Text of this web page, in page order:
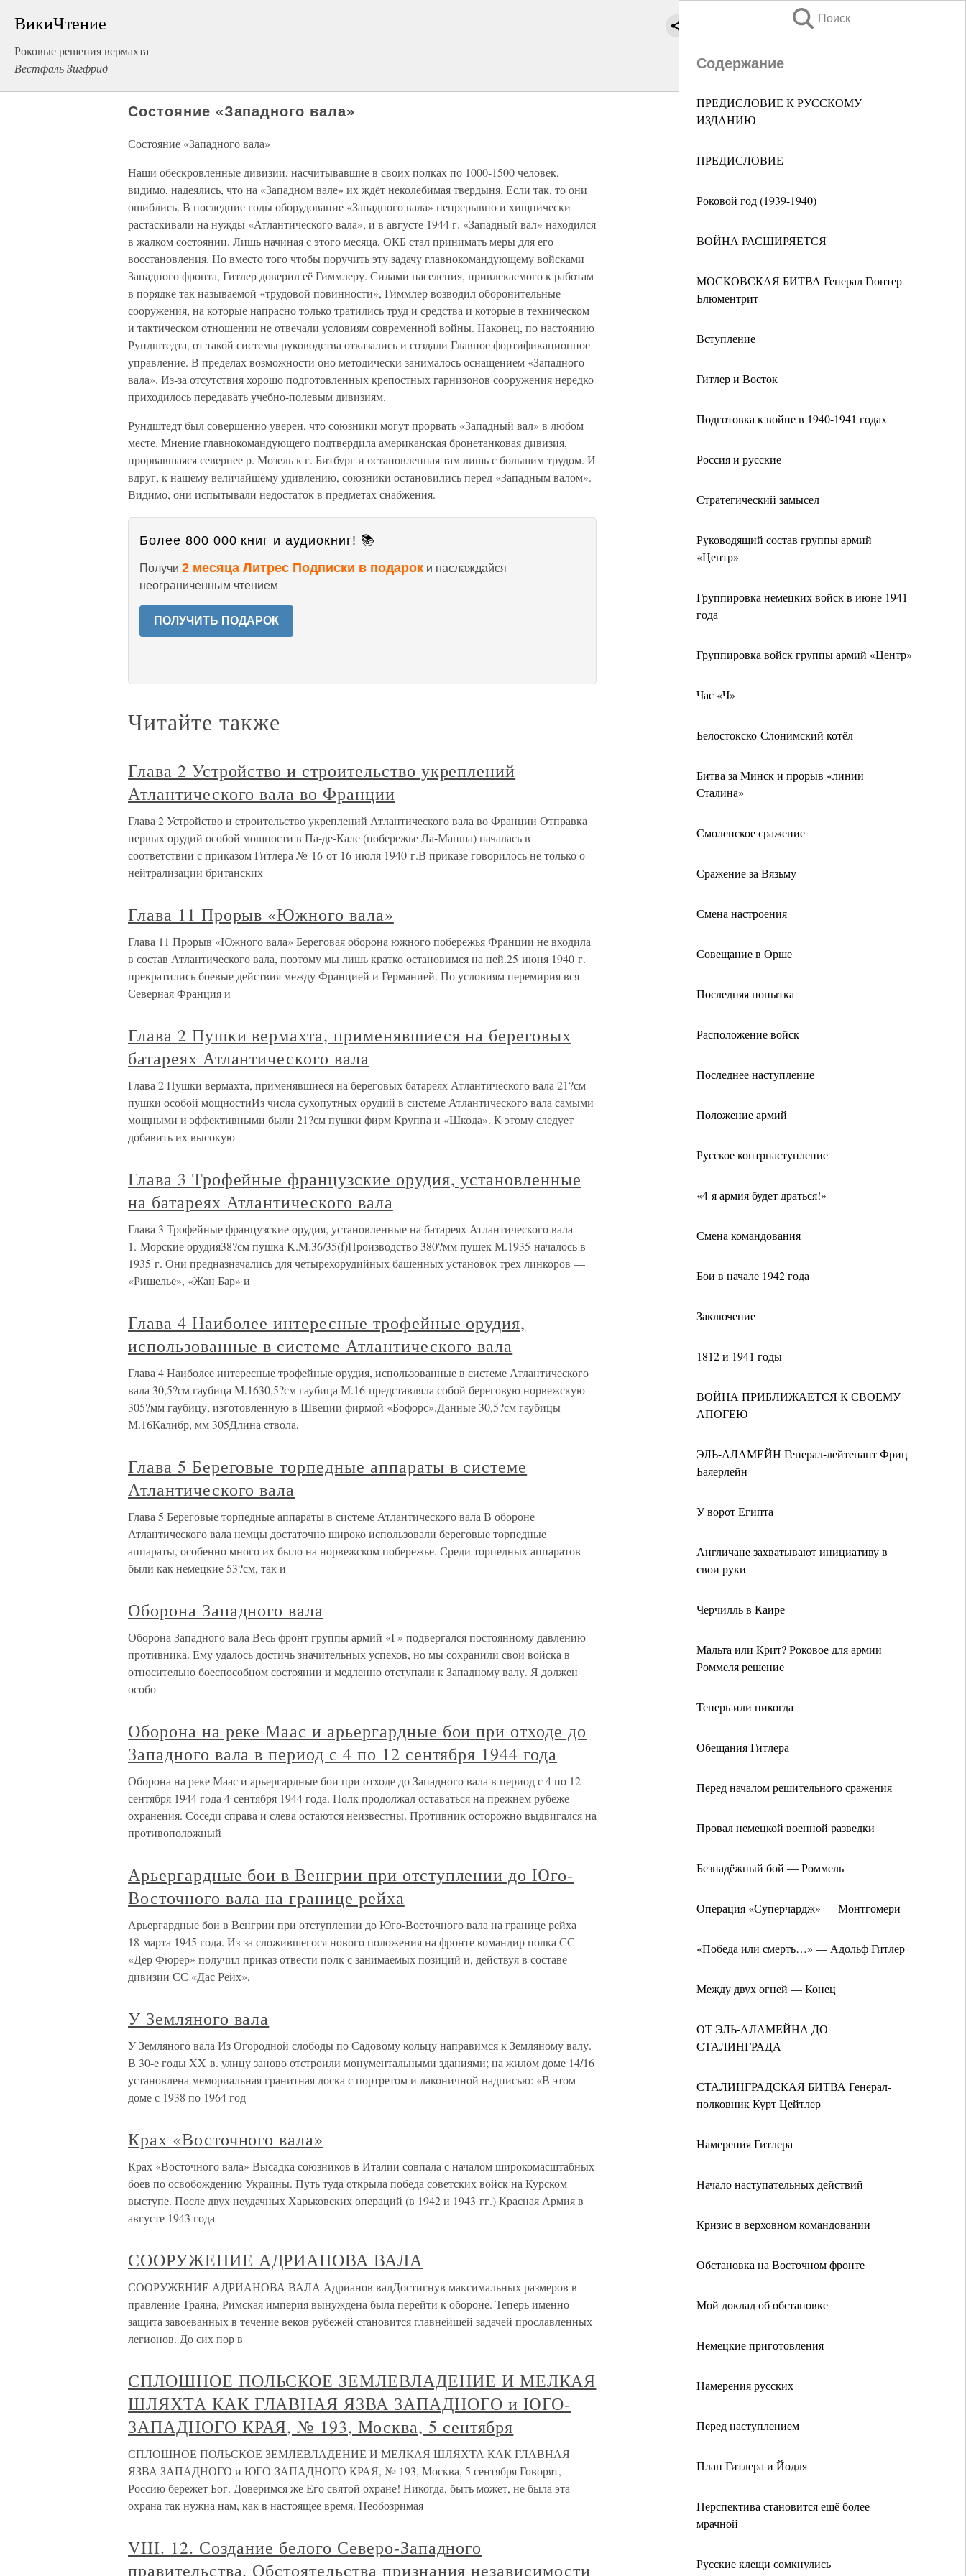
ВикиЧтение
Роковые решения вермахта
Вестфаль Зигфрид
Поиск
Содержание
ПРЕДИСЛОВИЕ К РУССКОМУ
ИЗДАНИЮ
ПРЕДИСЛОВИЕ
Роковой год (1939-1940)
ВОЙНА РАСШИРЯЕТСЯ
МОСКОВСКАЯ БИТВА Генерал Гюнтер
Блюментрит
Вступление
Гитлер и Восток
Подготовка к войне в 1940-1941 годах
Россия и русские
Стратегический замысел
Руководящий состав группы армий
«Центр»
Группировка немецких войск в июне 1941
года
Группировка войск группы армий «Центр»
Час «Ч»
Белостокско-Слонимский котёл
Битва за Минск и прорыв «линии
Сталина»
Смоленское сражение
Сражение за Вязьму
Смена настроения
Совещание в Орше
Последняя попытка
Расположение войск
Последнее наступление
Положение армий
Русское контрнаступление
«4-я армия будет драться!»
Смена командования
Бои в начале 1942 года
Заключение
1812 и 1941 годы
ВОЙНА ПРИБЛИЖАЕТСЯ К СВОЕМУ
АПОГЕЮ
ЭЛЬ-АЛАМЕЙН Генерал-лейтенант Фриц
Баяерлейн
У ворот Египта
Англичане захватывают инициативу в
свои руки
Черчилль в Каире
Мальта или Крит? Роковое для армии
Роммеля решение
Теперь или никогда
Обещания Гитлера
Перед началом решительного сражения
Провал немецкой военной разведки
Безнадёжный бой — Роммель
Операция «Суперчардж» — Монтгомери
«Победа или смерть…» — Адольф Гитлер
Между двух огней — Конец
ОТ ЭЛЬ-АЛАМЕЙНА ДО
СТАЛИНГРАДА
СТАЛИНГРАДСКАЯ БИТВА Генерал-
полковник Курт Цейтлер
Намерения Гитлера
Начало наступательных действий
Кризис в верховном командовании
Обстановка на Восточном фронте
Мой доклад об обстановке
Немецкие приготовления
Намерения русских
Перед наступлением
План Гитлера и Йодля
Перспектива становится ещё более
мрачной
Русские клещи сомкнулись
Состояние «Западного вала»
Состояние «Западного вала»
Наши обескровленные дивизии, насчитывавшие в своих полках по 1000-1500 человек,
видимо, надеялись, что на «Западном вале» их ждёт неколебимая твердыня. Если так, то они
ошиблись. В последние годы оборудование «Западного вала» непрерывно и хищнически
растаскивали на нужды «Атлантического вала», и в августе 1944 г. «Западный вал» находился
в жалком состоянии. Лишь начиная с этого месяца, ОКБ стал принимать меры для его
восстановления. Но вместо того чтобы поручить эту задачу главнокомандующему войсками
Западного фронта, Гитлер доверил её Гиммлеру. Силами населения, привлекаемого к работам
в порядке так называемой «трудовой повинности», Гиммлер возводил оборонительные
сооружения, на которые напрасно только тратились труд и средства и которые в техническом
и тактическом отношении не отвечали условиям современной войны. Наконец, по настоянию
Рундштедта, от такой системы руководства отказались и создали Главное фортификационное
управление. В пределах возможности оно методически занималось оснащением «Западного
вала». Из-за отсутствия хорошо подготовленных крепостных гарнизонов сооружения нередко
приходилось передавать учебно-полевым дивизиям.
Рундштедт был совершенно уверен, что союзники могут прорвать «Западный вал» в любом
месте. Мнение главнокомандующего подтвердила американская бронетанковая дивизия,
прорвавшаяся севернее р. Мозель к г. Битбург и остановленная там лишь с большим трудом. И
вдруг, к нашему величайшему удивлению, союзники остановились перед «Западным валом».
Видимо, они испытывали недостаток в предметах снабжения.
Более 800 000 книг и аудиокниг! 📚
Получи 2 месяца Литрес Подписки в подарок и наслаждайся
неограниченным чтением
ПОЛУЧИТЬ ПОДАРОК
Читайте также
Глава 2 Устройство и строительство укреплений
Атлантического вала во Франции
Глава 2 Устройство и строительство укреплений Атлантического вала во Франции Отправка
первых орудий особой мощности в Па-де-Кале (побережье Ла-Манша) началась в
соответствии с приказом Гитлера № 16 от 16 июля 1940 г.В приказе говорилось не только о
нейтрализации британских
Глава 11 Прорыв «Южного вала»
Глава 11 Прорыв «Южного вала» Береговая оборона южного побережья Франции не входила
в состав Атлантического вала, поэтому мы лишь кратко остановимся на ней.25 июня 1940 г.
прекратились боевые действия между Францией и Германией. По условиям перемирия вся
Северная Франция и
Глава 2 Пушки вермахта, применявшиеся на береговых
батареях Атлантического вала
Глава 2 Пушки вермахта, применявшиеся на береговых батареях Атлантического вала 21?см
пушки особой мощностиИз числа сухопутных орудий в системе Атлантического вала самыми
мощными и эффективными были 21?см пушки фирм Круппа и «Шкода». К этому следует
добавить их высокую
Глава 3 Трофейные французские орудия, установленные
на батареях Атлантического вала
Глава 3 Трофейные французские орудия, установленные на батареях Атлантического вала
1. Морские орудия38?см пушка K.M.36/35(f)Производство 380?мм пушек М.1935 началось в
1935 г. Они предназначались для четырехорудийных башенных установок трех линкоров —
«Ришелье», «Жан Бар» и
Глава 4 Наиболее интересные трофейные орудия,
использованные в системе Атлантического вала
Глава 4 Наиболее интересные трофейные орудия, использованные в системе Атлантического
вала 30,5?см гаубица М.1630,5?см гаубица М.16 представляла собой береговую норвежскую
305?мм гаубицу, изготовленную в Швеции фирмой «Бофорс».Данные 30,5?см гаубицы
М.16Калибр, мм 305Длина ствола,
Глава 5 Береговые торпедные аппараты в системе
Атлантического вала
Глава 5 Береговые торпедные аппараты в системе Атлантического вала В обороне
Атлантического вала немцы достаточно широко использовали береговые торпедные
аппараты, особенно много их было на норвежском побережье. Среди торпедных аппаратов
были как немецкие 53?см, так и
Оборона Западного вала
Оборона Западного вала Весь фронт группы армий «Г» подвергался постоянному давлению
противника. Ему удалось достичь значительных успехов, но мы сохранили свои войска в
относительно боеспособном состоянии и медленно отступали к Западному валу. Я должен
особо
Оборона на реке Маас и арьергардные бои при отходе до
Западного вала в период с 4 по 12 сентября 1944 года
Оборона на реке Маас и арьергардные бои при отходе до Западного вала в период с 4 по 12
сентября 1944 года 4 сентября 1944 года. Полк продолжал оставаться на прежнем рубеже
охранения. Соседи справа и слева остаются неизвестны. Противник осторожно выдвигался на
противоположный
Арьергардные бои в Венгрии при отступлении до Юго-
Восточного вала на границе рейха
Арьергардные бои в Венгрии при отступлении до Юго-Восточного вала на границе рейха
18 марта 1945 года. Из-за сложившегося нового положения на фронте командир полка СС
«Дер Фюрер» получил приказ отвести полк с занимаемых позиций и, действуя в составе
дивизии СС «Дас Рейх»,
У Земляного вала
У Земляного вала Из Огородной слободы по Садовому кольцу направимся к Земляному валу.
В 30-е годы XX в. улицу заново отстроили монументальными зданиями; на жилом доме 14/16
установлена мемориальная гранитная доска с портретом и лаконичной надписью: «В этом
доме с 1938 по 1964 год
Крах «Восточного вала»
Крах «Восточного вала» Высадка союзников в Италии совпала с началом широкомасштабных
боев по освобождению Украины. Путь туда открыла победа советских войск на Курском
выступе. После двух неудачных Харьковских операций (в 1942 и 1943 гг.) Красная Армия в
августе 1943 года
СООРУЖЕНИЕ АДРИАНОВА ВАЛА
СООРУЖЕНИЕ АДРИАНОВА ВАЛА Адрианов валДостигнув максимальных размеров в
правление Траяна, Римская империя вынуждена была перейти к обороне. Теперь именно
защита завоеванных в течение веков рубежей становится главнейшей задачей прославленных
легионов. До сих пор в
СПЛОШНОЕ ПОЛЬСКОЕ ЗЕМЛЕВЛАДЕНИЕ И МЕЛКАЯ
ШЛЯХТА КАК ГЛАВНАЯ ЯЗВА ЗАПАДНОГО и ЮГО-
ЗАПАДНОГО КРАЯ, № 193, Москва, 5 сентября
СПЛОШНОЕ ПОЛЬСКОЕ ЗЕМЛЕВЛАДЕНИЕ И МЕЛКАЯ ШЛЯХТА КАК ГЛАВНАЯ
ЯЗВА ЗАПАДНОГО и ЮГО-ЗАПАДНОГО КРАЯ, № 193, Москва, 5 сентября Говорят,
Россию бережет Бог. Доверимся же Его святой охране! Никогда, быть может, не была эта
охрана так нужна нам, как в настоящее время. Необозримая
VIII. 12. Создание белого Северо-Западного
правительства. Обстоятельства признания независимости